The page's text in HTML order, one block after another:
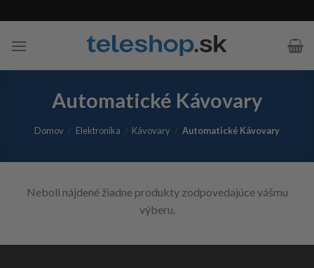
to
content
Automatické Kávovary
Domov / Elektronika / Kávovary / Automatické Kávovary
Neboli nájdené žiadne produkty zodpovedajúce vášmu
výberu.